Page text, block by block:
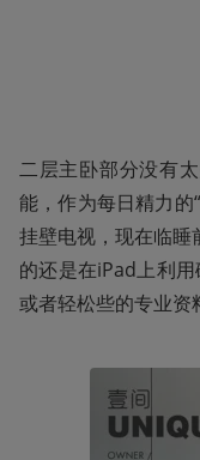
二层主卧部分没有
能，作为每日精力的
挂壁电视，现在临睡
的还是在iPad上利用
或者轻松些的专业资